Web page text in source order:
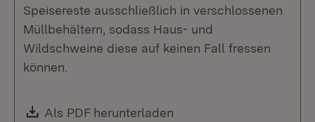
Speisereste ausschließlich in verschlossenen
Müllbehältern, sodass Haus- und
Wildschweine diese auf keinen Fall fressen
können.
Download:
Als PDF herunterladen